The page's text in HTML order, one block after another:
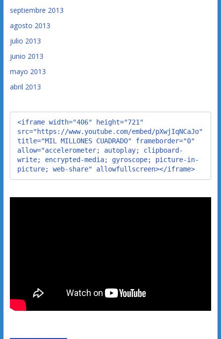
septiembre 2013
agosto 2013
julio 2013
junio 2013
mayo 2013
abril 2013
<iframe width="406" height="721"
src="https://www.youtube.com/embed/pXwjIqNCaJo"
title="MIL MILLONES CUADRADO" frameborder="0"
allow="accelerometer; autoplay; clipboard-
write; encrypted-media; gyroscope; picture-in-
picture; web-share" allowfullscreen></iframe>